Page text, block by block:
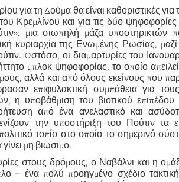
για τη Δούμα θα είναι καθοριστικές
Κρεμλίνου και για τις δύο ψηφοφορίες
μια σιωπηλή μάζα υποστηρικτών
κυριαρχία της Ενωμένης Ρωσίας, μαζί
Ωστόσο, οι διαμαρτυρίες του
μπλοκ ψηφοφορίας, το οποίο
αλλά και από όλους εκείνους που
επιφυλακτική συμπάθεια για
η υποβάθμιση του βιοτικού
από ένα ανελαστικό και
την υποστήριξη του Πούτιν τα
τοπίο στο οποίο το σημερινό
μη βιώσιμο.
στους δρόμους, ο Ναβάλνι και η
– ένα πολύ προηγμένο σχέδιο